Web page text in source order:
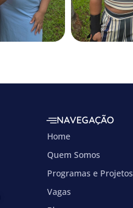
NAVEGAÇÃO
Home
Quem Somos
Programas e Projetos
Vagas